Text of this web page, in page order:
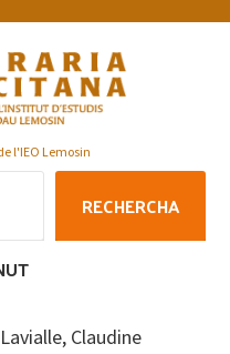
l'IEO Lemosin
RECHERCHA
Claudine